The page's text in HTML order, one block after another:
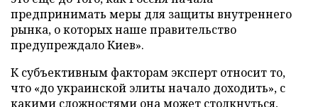
предпринимать меры для защиты внутреннего
рынка, о которых наше правительство
предупреждало Киев».
К субъективным факторам эксперт относит то,
что «до украинской элиты начало доходить», с
какими сложностями она может столкнуться,